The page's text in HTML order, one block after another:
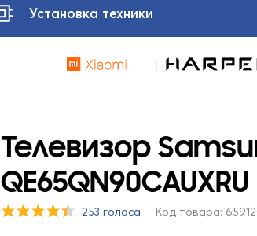
Установка техники
Телевизор
QE65QN90CAUXRU
253 голоса Код товара: